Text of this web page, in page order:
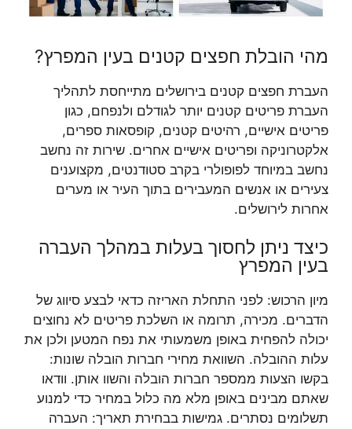
מהי הובלת חפצים קטנים בעין המפרץ?
העברת חפצים קטנים בירושלים מתייחסת לתהליך
העברת פריטים קטנים יותר לגודלם ולנפחם, כגון
פריטים אישיים, רהיטים קטנים, קופסאות ספרים,
אלקטרוניקה ופריטים אישיים אחרים. שירות זה נחשב
נחשב במיוחד לפופולרי בקרב סטודנטים, מקצוענים
צעירים או אנשים המעבירים בתוך העיר או מערים
אחרות לירושלים.
כיצד ניתן לחסוך בעלות במהלך העברה
בעין המפרץ
מיון הרכוש: לפני התחלת האריזה כדאי לבצע סיווג של
הדברים. מכירה, תרומה או השלכת פריטים לא נחוצים
יכולה להפחית באופן משמעותי את נפח המטען ולכן את
עלות ההובלה. השוואת מחירי חברות הובלה שונות:
בקשו הצעות ממספר חברות הובלה והשוו אותן. וודאו
שאתם מבינים באופן מלא מה כלול במחיר כדי למנוע
תשלומים נסתרים. גמישות בבחירת תאריך: העברה